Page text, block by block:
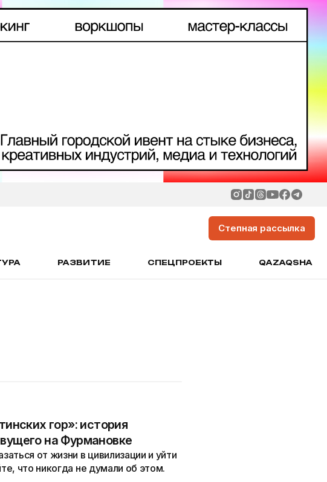
Степная рассылка
РАЗВИТИЕ СПЕЦПРОЕКТЫ QAZAQSHA
гор»: история
на Фурмановке
от жизни в цивилизации и уйти
что никогда не думали об этом.